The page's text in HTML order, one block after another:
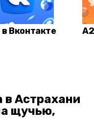
Вконтакте
в Астрахани
щучью,